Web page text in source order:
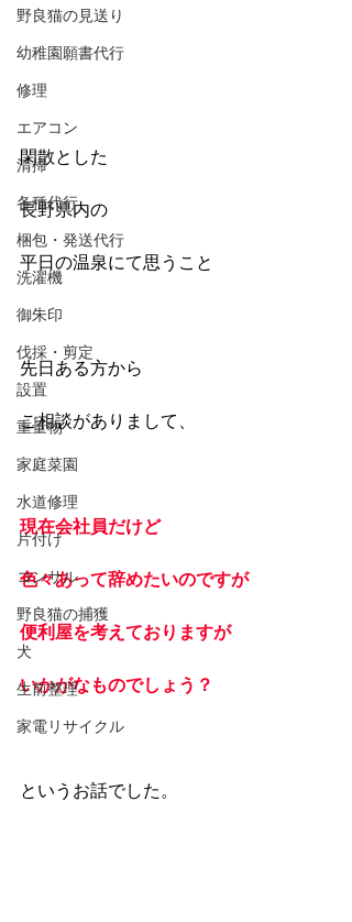
野良猫の見送り
幼稚園願書代行
修理
エアコン
清掃
各種代行
梱包・発送代行
洗濯機
御朱印
伐採・剪定
設置
重量物
家庭菜園
水道修理
片付け
コンサル
野良猫の捕獲
犬
生前整理
家電リサイクル
閑散とした
長野県内の
平日の温泉にて思うこと
先日ある方から
ご相談がありまして、
現在会社員だけど
色々あって辞めたいのですが
便利屋を考えておりますが
いかがなものでしょう？
というお話でした。